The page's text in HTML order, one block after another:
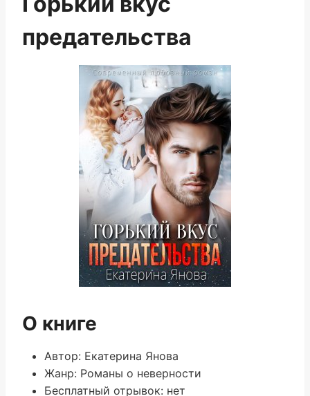
предательства
О книге
Автор: Екатерина Янова
Жанр: Романы о неверности
Бесплатный отрывок: нет